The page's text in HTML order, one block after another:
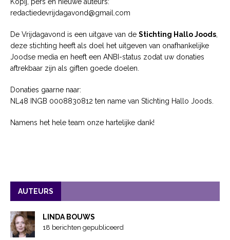
redactiedevrijdagavond@gmail.com
De Vrijdagavond is een uitgave van de Stichting Hallo Joods
deze stichting heeft als doel het uitgeven van onafhankelijke
Joodse media en heeft een ANBI-status zodat uw donaties
aftrekbaar zijn als giften goede doelen.
Donaties gaarne naar:
NL48 INGB 0008830812 ten name van Stichting Hallo Joods.
Namens het hele team onze hartelijke dank!
AUTEURS
LINDA BOUWS
18 berichten gepubliceerd